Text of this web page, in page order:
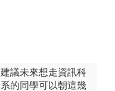
建議未來想走資訊科
系的同學可以朝這幾